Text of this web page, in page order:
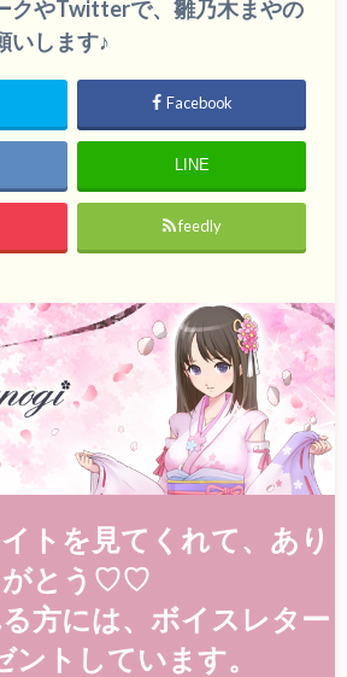
クやTwitterで、雛乃木まやの
いします♪
Facebook
LINE
feedly
トを見てくれて、あり
がとう♡♡
方には、ボイスレター
ントしています。